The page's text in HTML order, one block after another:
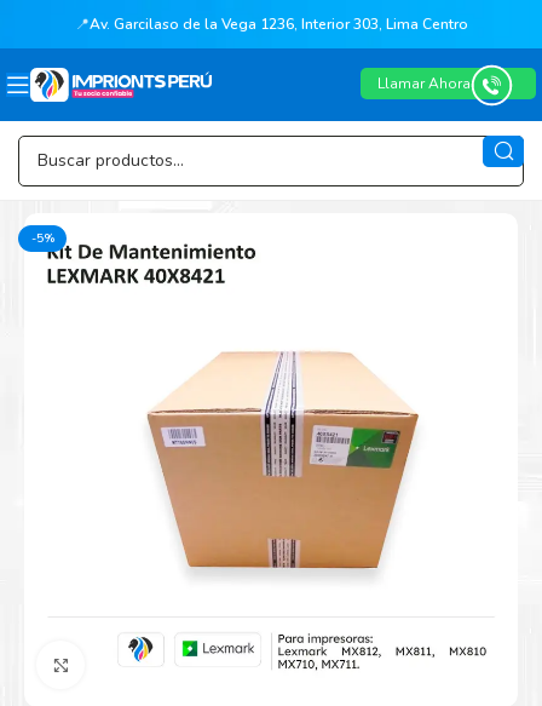
📍Av. Garcilaso de la Vega 1236, Interior 303, Lima Centro
Llamar Ahora
-5%
Agrandar